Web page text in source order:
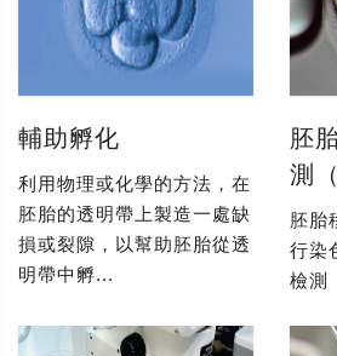
輔助孵化
利用物理或化學的方法，在
胚胎的透明帶上製造一處缺
損或裂隙，以幫助胚胎從透
明帶中孵...
胚
測
胚胎
行染
檢測